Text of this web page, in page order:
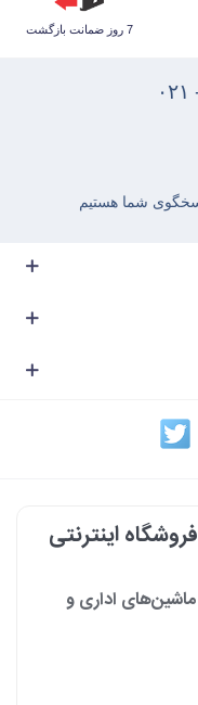
7 روز ضمانت بازگشت
اینترنتی
اداری و
برای افزایش بهره‌وری خود به
کارآمد و قابل اعتماد یک